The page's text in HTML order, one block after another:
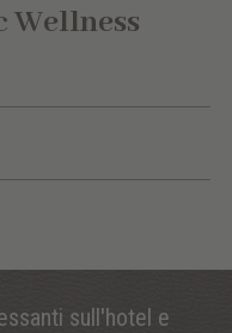
Wellness
sull'hotel e